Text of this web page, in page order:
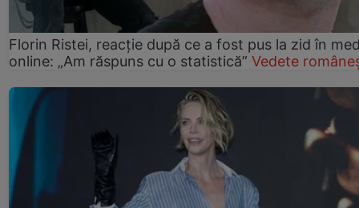
Florin Ristei, reacție după ce a fost pus la zid în
online: „Am răspuns cu o statistică” Vedete